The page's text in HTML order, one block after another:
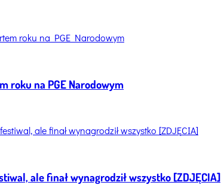
roku na PGE Narodowym
ale finał wynagrodził wszystko [ZDJĘCIA]